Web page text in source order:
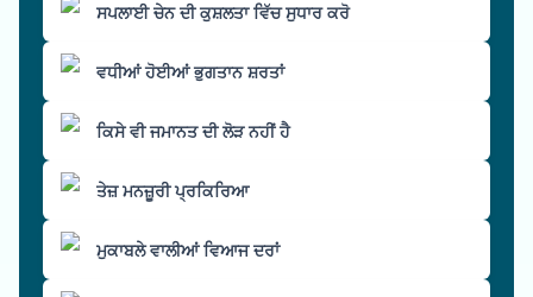
ਸਪਲਾਈ ਚੇਨ ਦੀ ਕੁਸ਼ਲਤਾ ਵਿੱਚ ਸੁਧਾਰ ਕਰੋ
ਵਧੀਆਂ ਹੋਈਆਂ ਭੁਗਤਾਨ ਸ਼ਰਤਾਂ
ਕਿਸੇ ਵੀ ਜਮਾਨਤ ਦੀ ਲੋੜ ਨਹੀਂ ਹੈ
ਤੇਜ਼ ਮਨਜ਼ੂਰੀ ਪ੍ਰਕਿਰਿਆ
ਮੁਕਾਬਲੇ ਵਾਲੀਆਂ ਵਿਆਜ ਦਰਾਂ